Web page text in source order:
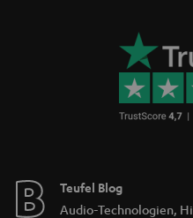
Teufel Blog
Audio-Technologien,